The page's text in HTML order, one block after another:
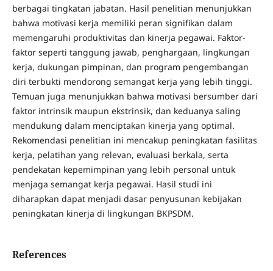
berbagai tingkatan jabatan. Hasil penelitian menunjukkan
bahwa motivasi kerja memiliki peran signifikan dalam
memengaruhi produktivitas dan kinerja pegawai. Faktor-
faktor seperti tanggung jawab, penghargaan, lingkungan
kerja, dukungan pimpinan, dan program pengembangan
diri terbukti mendorong semangat kerja yang lebih tinggi.
Temuan juga menunjukkan bahwa motivasi bersumber dari
faktor intrinsik maupun ekstrinsik, dan keduanya saling
mendukung dalam menciptakan kinerja yang optimal.
Rekomendasi penelitian ini mencakup peningkatan fasilitas
kerja, pelatihan yang relevan, evaluasi berkala, serta
pendekatan kepemimpinan yang lebih personal untuk
menjaga semangat kerja pegawai. Hasil studi ini
diharapkan dapat menjadi dasar penyusunan kebijakan
peningkatan kinerja di lingkungan BKPSDM.
References